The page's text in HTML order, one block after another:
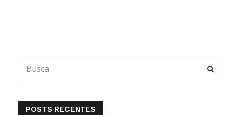
POSTS RECENTES